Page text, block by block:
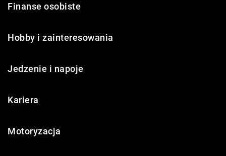
Finanse osobiste
Hobby i zainteresowania
Jedzenie i napoje
Kariera
Motoryzacja